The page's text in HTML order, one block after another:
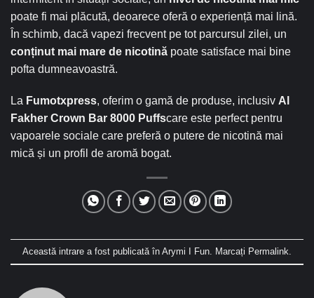
poate fi mai plăcută, deoarece oferă o experiență mai lină.
În schimb, dacă vapezi frecvent pe tot parcursul zilei, un
conținut mai mare de nicotină poate satisface mai bine
pofta dumneavoastră.
La Fumotxpress, oferim o gamă de produse, inclusiv Al
Fakher Crown Bar 8000 Puffscare este perfect pentru
vapoarele sociale care preferă o putere de nicotină mai
mică și un profil de aromă bogat.
Această intrare a fost publicată în Arymi I Fun . Marcați Permalink